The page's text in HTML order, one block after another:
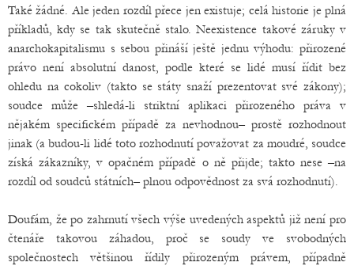
Také žádné. Ale jeden rozdíl přece jen existuje; celá historie je plná
příkladů, kdy se tak skutečně stalo. Neexistence takové záruky v
anarchokapitalismu s sebou přináší ještě jednu výhodu: přirozené
právo není absolutní danost, podle které se lidé musí řídit bez
ohledu na cokoliv (takto se státy snaží prezentovat své zákony);
soudce může –shledá-li striktní aplikaci přirozeného práva v
nějakém specifickém případě za nevhodnou– prostě rozhodnout
jinak (a budou-li lidé toto rozhodnutí považovat za moudré, soudce
získá zákazníky, v opačném případě o ně přijde; takto nese –na
rozdíl od soudců státních– plnou odpovědnost za svá rozhodnutí).
Doufám, že po zahrnutí všech výše uvedených aspektů již není pro
čtenáře takovou záhadou, proč se soudy ve svobodných
společnostech většinou řídily přirozeným právem, případně